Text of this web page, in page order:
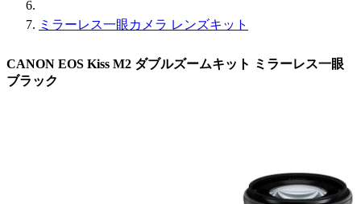
ミラーレス一眼カメラ レンズキット
CANON EOS Kiss M2 ダブルズームキット ミラーレス一眼
ブラック